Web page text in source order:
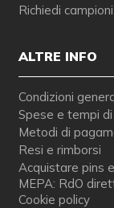
Richiedi campioni
ALTRE INFO
Condizioni
Spese e tempi
Metodi di
Resi e rimborsi
Acquistare pins
MEPA: RdO
Cookie policy